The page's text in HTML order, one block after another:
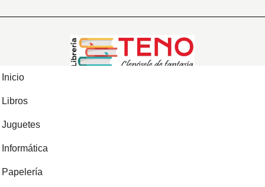
Inicio
Libros
Juguetes
Informática
Papelería